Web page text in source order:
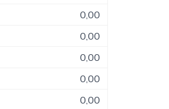
0,00
0,00
0,00
0,00
0,00